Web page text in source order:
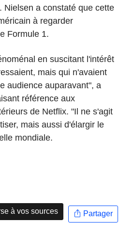
Nielsen a constaté que cette
à regarder
Formule 1.
en suscitant l'intérêt
mais qui n'avaient
audience auparavant", a
référence aux
de Netflix. "Il ne s'agit
mais aussi d'élargir le
mondiale.
à vos sources Partager